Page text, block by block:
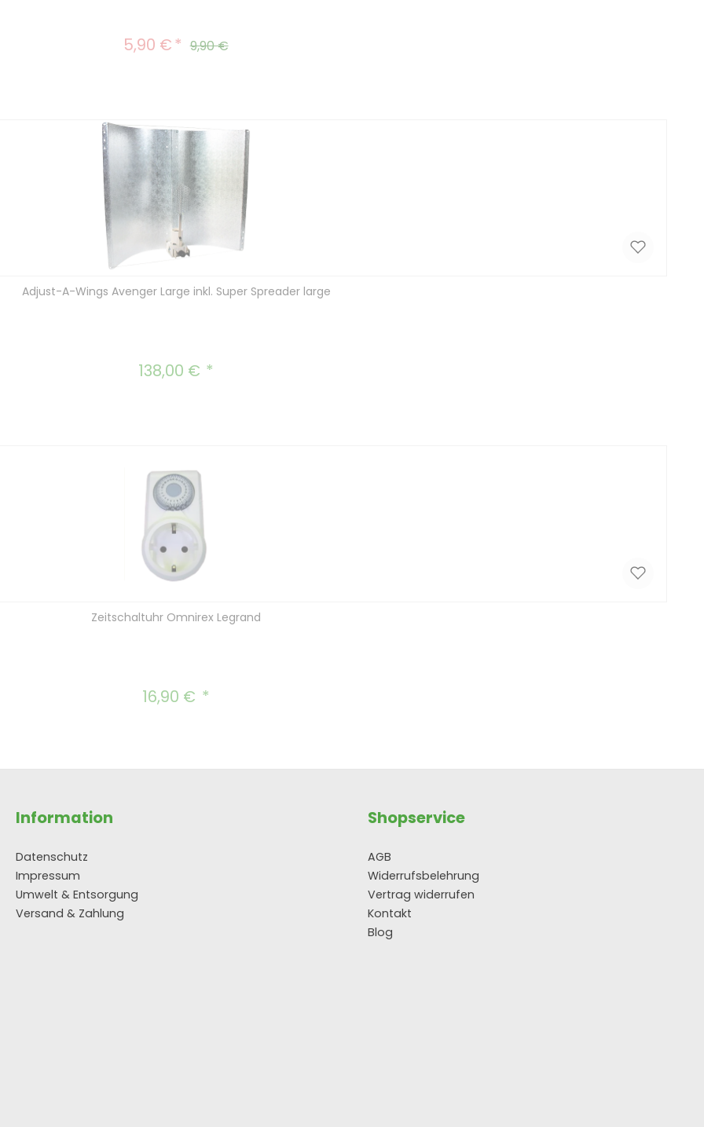
Verkaufspreis:
5,90 € Regulärer Preis:
9,90 €
Adjust-A-Wings Avenger Large inkl. Super Spreader large
Regulärer Preis:
138,00 €
Zeitschaltuhr Omnirex Legrand
Regulärer Preis:
16,90 €
Information
Datenschutz
Impressum
Umwelt & Entsorgung
Versand & Zahlung
Shopservice
AGB
Widerrufsbelehrung
Vertrag widerrufen
Kontakt
Blog